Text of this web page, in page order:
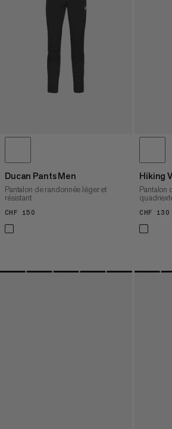
Ducan Pants Men
Pantalon de randonnée léger et
résistant
CHF 150
Hiking
Pantalon
CHF 130